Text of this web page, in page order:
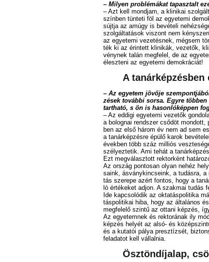
– Mi­lyen prob­lé­má­kat ta­pasz­talt
– Azt kell mond­jam, a kli­ni­kai
szín­ben tün­te­ti föl az egye­te­mi
sújt­ja az amúgy is be­vé­te­li
szol­gál­ta­tá­sok vi­szont nem
az egye­te­mi ve­ze­tés­nek, még­sem
ték ki az érin­tett kli­ni­kák, ve­ze­tők,
vény­nek ta­lán meg­fe­lel, de az
élesz­te­ni az egye­te­mi de­mok­rá­ci­át!
A
– Az egye­tem jö­vő­je
zé­sek to­váb­bi sor­sa. Egy­re
tart­ha­tó, s ön is ha­son­ló­kép­pen
– Az ed­di­gi egye­te­mi ve­ze­tők
a bo­lo­gnai rend­szer cső­döt
ben az el­ső há­rom év nem ad sem
a ta­nár­kép­zés­re épü­lő ka­rok
évek­ben több száz mil­li­ós
szé­lyez­te­tik. Ami te­hát a
Ezt meg­vá­lasz­tott rek­tor­ként
Az or­szág pon­to­san olyan ne­héz
sa­ink, ás­vány­kin­cse­ink, a tu­dás­ra,
tás sze­re­pe azért fon­tos, hogy a
ló ér­té­ke­ket ad­jon. A szak­mai tu­dás
Ide kap­cso­ló­dik az ok­ta­tás­po­li­ti­ka
tás­po­li­ti­kai hi­ba, hogy az ál­ta­lá­nos
meg­fe­le­lő szin­tű az ot­ta­ni kép­zés,
Az egye­tem­nek és rek­to­rá­nak ily
kép­zés he­lyét az al­só- és
és a ku­ta­tói pá­lya presz­tí­zsét,
fel­ada­tot kell vál­lal­nia.
Ösz­tön­díj­alap,